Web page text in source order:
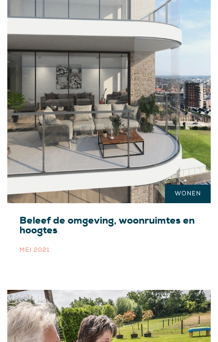
Beleef de omgeving, woonruimtes en
hoogtes
MEI 2021
WONEN